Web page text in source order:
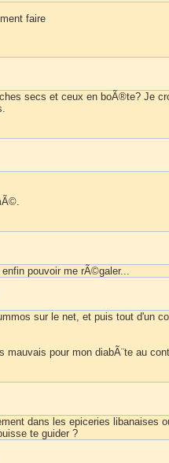
faire
secs et ceux en boÃ®te? Je
pouvoir me rÃ©galer...
sur le net, et puis tout d'un
pour mon diabÃ¨te au
dans les epiceries libanaises
te guider ?